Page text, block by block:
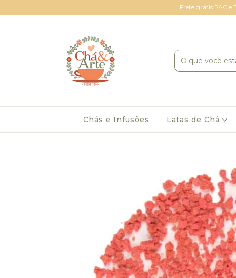
Frete grátis PAC e
Chás e Infusões Latas de Chá